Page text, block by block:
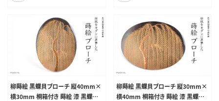
柳蒔絵 黒蝶貝ブローチ 縦40mm×
横30mm 桐箱付き 蒔絵 漆 黒蝶貝
柳蒔絵 黒蝶貝ブローチ 縦30mm×
横40mm 桐箱付き 蒔絵 漆 黒蝶貝